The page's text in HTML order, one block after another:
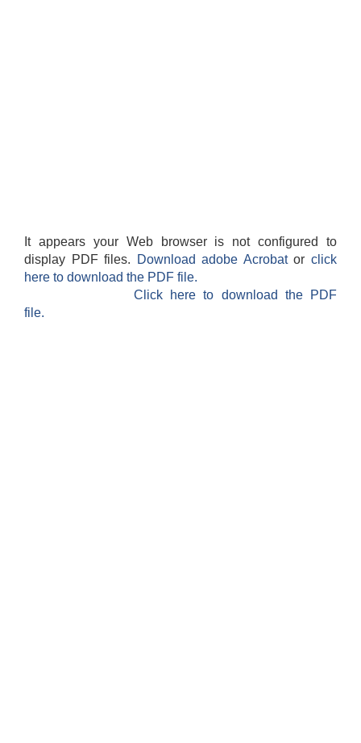
It appears your Web browser is not configured to
display PDF files.
Download adobe Acrobatorclick
here to download the PDF file.
Click here to download the PDF
file.